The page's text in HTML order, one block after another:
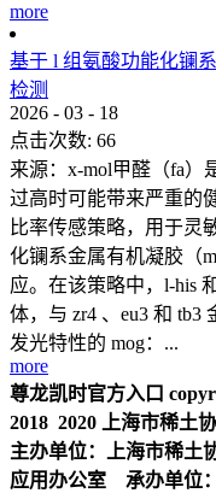
more
基于 l 组氨酸功能化镧
检测
2026 - 03 - 18
点击次数: 66
来源：x-mol甲醛（fa）
过高时可能带来严重的
比率传感策略，用于灵
化镧系金属有机凝胶（
应。在该策略中，l-his
体，与 zr4 、eu3 和
发光特性的 mog：...
more
尊龙凯时官方入口
2018 2020 上海市稀土
主办单位：上海市稀
应用办公室 承办单位